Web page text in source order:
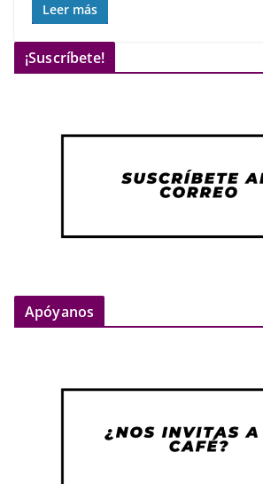
Leer más
¡Suscríbete!
Apóyanos